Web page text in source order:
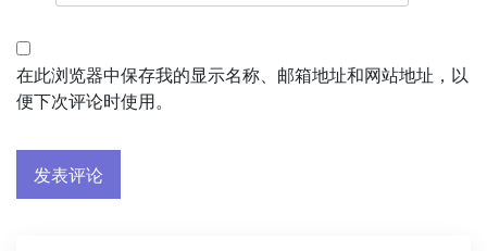
在此浏览器中保存我的显示名称、邮箱地址和网站地址，以
便下次评论时使用。